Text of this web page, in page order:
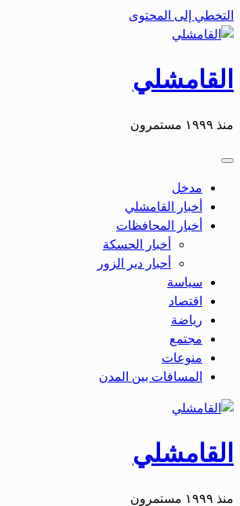
التخطي إلى المحتوى
القامشلي
منذ ١٩٩٩ مستمرون
مدخل
أخبار القامشلي
أخبار المحافظات
أخبار الحسكة
أحبار دير الزور
سياسة
اقتصاد
رياضة
مجتمع
منوعات
المسافات بين المدن
القامشلي
منذ ١٩٩٩ مستمرون